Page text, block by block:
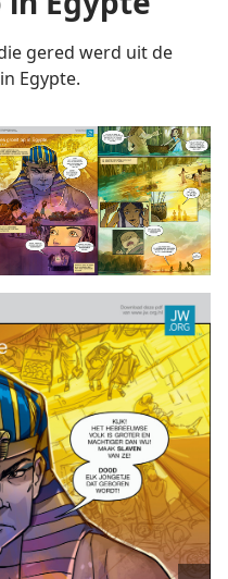
gered werd uit de
Egypte.